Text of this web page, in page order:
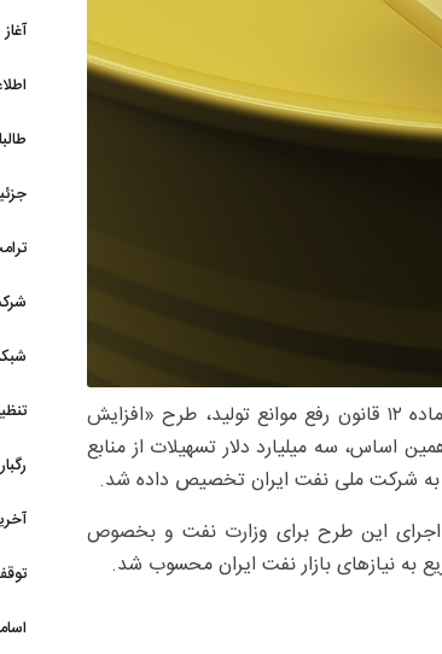
، در ۲۲ مرداد ۱۴۰۳ و به دنبال تصویب شورای اقتصاد براساس ماده ۱۲ قانون رفع موانع تولید، طرح «افزایش
رسید. بر همین اساس، سه میلیارد دلار تسهیلات از منابع
به شرکت ملی نفت ایران تخصیص داده شد.
اجرای این طرح برای وزارت نفت و بخصوص
به نیازهای بازار نفت ایران محسوب شد.